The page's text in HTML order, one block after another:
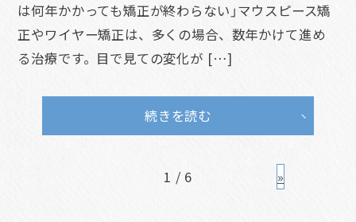
は何年かかっても矯正が終わらない」マウスピース矯
正やワイヤー矯正は、多くの場合、数年かけて進め
る治療です。目で見ての変化が […]
続きを読む
1 / 6 »